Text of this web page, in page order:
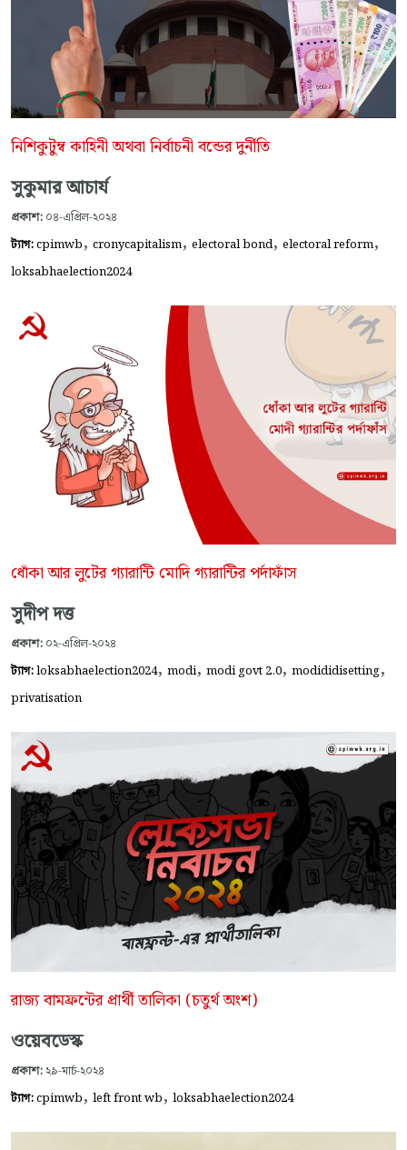
নিশিকুটুম্ব কাহিনী অথবা নির্বাচনী বন্ডের দুর্নীতি
সুকুমার আচার্য
প্রকাশ: ০৪-এপ্রিল-২০২৪
ট্যাগ:cpimwb, cronycapitalism, electoral bond, electoral reform,
loksabhaelection2024
ধোঁকা আর লুটের গ্যারান্টি মোদি গ্যারান্টির পর্দাফাঁস
সুদীপ দত্ত
প্রকাশ: ০২-এপ্রিল-২০২৪
ট্যাগ:loksabhaelection2024, modi, modi govt 2.0, modididisetting,
privatisation
রাজ্য বামফ্রন্টের প্রার্থী তালিকা (চতুর্থ অংশ)
ওয়েবডেস্ক
প্রকাশ: ২৯-মার্চ-২০২৪
ট্যাগ:cpimwb, left front wb, loksabhaelection2024